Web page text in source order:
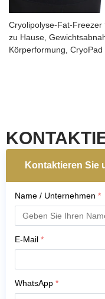
Cryolipolyse-Fat-Freezer
zu Hause,
Körperformung, CryoPad
Kontaktieren Sie
Name / Unternehmen *
E-Mail *
WhatsApp *